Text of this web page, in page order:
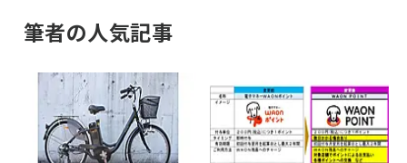
筆者の人気記事